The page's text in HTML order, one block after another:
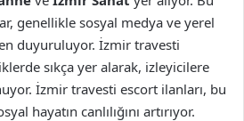
genellikle sosyal medya ve yerel
duyuruluyor. İzmir travesti
sıkça yer alarak, izleyicilere
İzmir travesti escort ilanları, bu
hayatın canlılığını artırıyor.